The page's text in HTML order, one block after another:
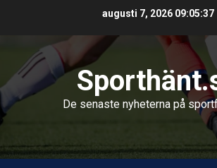
augusti 7, 2026 09:05:39
De senaste nyheterna på